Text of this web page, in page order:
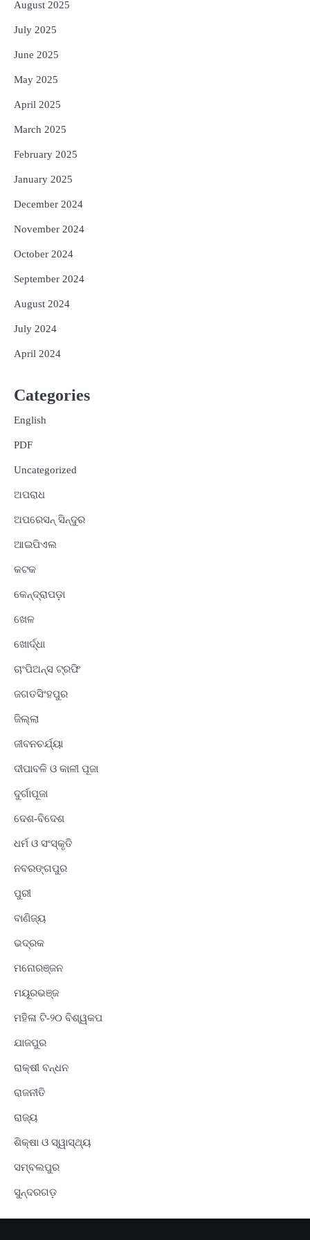
August 2025
July 2025
June 2025
May 2025
April 2025
March 2025
February 2025
January 2025
December 2024
November 2024
October 2024
September 2024
August 2024
July 2024
April 2024
Categories
English
PDF
Uncategorized
ଅପରାଧ
ଅପରେସନ୍ ସିନ୍ଦୁର
ଆଇପିଏଲ
କଟକ
କେନ୍ଦ୍ରାପଡ଼ା
ଖେଳ
ଖୋର୍ଦ୍ଧା
ଚାଂପିଅନ୍ସ ଟ୍ରଫି
ଜଗତସିଂହପୁର
ଜିଲ୍ଲା
ଜୀବନଚର୍ଯ୍ୟା
ଦୀପାବଳି ଓ କାଳୀ ପୂଜା
ଦୁର୍ଗାପୂଜା
ଦେଶ-ବିଦେଶ
ଧର୍ମ ଓ ସଂସ୍କୃତି
ନବରଙ୍ଗପୁର
ପୁରୀ
ବାଣିଜ୍ୟ
ଭଦ୍ରକ
ମନୋରଞ୍ଜନ
ମୟୂରଭଞ୍ଜ
ମହିଳା ଟି-୨୦ ବିଶ୍ୱକପ
ଯାଜପୁର
ରାକ୍ଷୀ ବନ୍ଧନ
ରାଜନୀତି
ରାଜ୍ୟ
ଶିକ୍ଷା ଓ ସ୍ୱାସ୍ଥ୍ୟ
ସମ୍ବଲପୁର
ସୁନ୍ଦରଗଡ଼